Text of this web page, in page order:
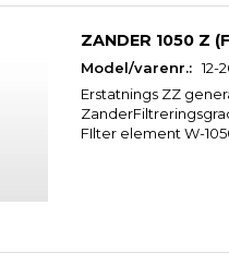
ZANDER 1050 Z
Model/varenr.: 12-
Erstatnings ZZ
FIlter element W-